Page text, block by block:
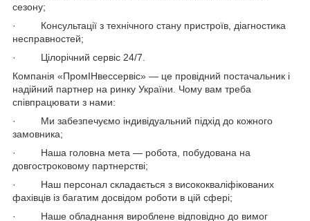
сезону;
· Консультації з технічного стану пристроїв, діагностика
несправностей;
· Цілорічний сервіс 24/7.
Компанія «ПромІНвессервіс» — це провідний постачальник і
надійний партнер на ринку України. Чому вам треба
співпрацювати з нами:
· Ми забезпечуємо індивідуальний підхід до кожного
замовника;
· Наша головна мета — робота, побудована на
довгостроковому партнерстві;
· Наш персонал складається з висококваліфікованих
фахівців із багатим досвідом роботи в цій сфері;
· Наше обладнання вироблене відповідно до вимог